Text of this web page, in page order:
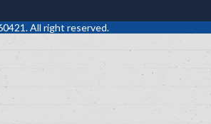
All right reserved.